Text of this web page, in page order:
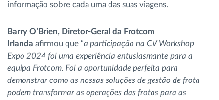
informação sobre cada uma das suas viagens.
Barry O’Brien, Diretor-Geral da Frotcom
Irlanda afirmou que “a participação na CV Workshop
Expo 2024 foi uma experiência entusiasmante para a
equipa Frotcom. Foi a oportunidade perfeita para
demonstrar como as nossas soluções de gestão de frota
podem transformar as operações das frotas para as